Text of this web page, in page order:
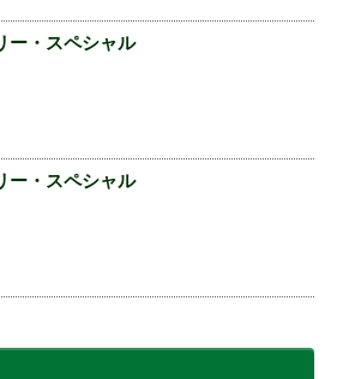
ー・スペシャル
ー・スペシャル